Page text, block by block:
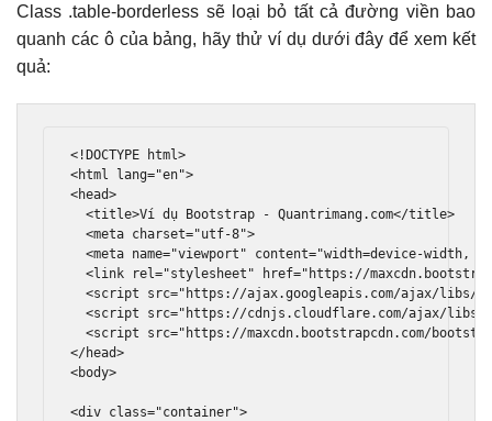
Class .table-borderless sẽ loại bỏ tất cả đường viền bao
quanh các ô của bảng, hãy thử ví dụ dưới đây để xem kết
quả:
<!DOCTYPE html>
<html
lang="en">
<head>
<title>Ví dụ Bootstrap - Quantrimang.com</title>
<meta charset="utf-8">
<meta name="viewport" content="width=device-width,
<link
rel="stylesheet" href="https://
<script
src="https://ajax.googleapis.com/ajax/libs/
<script
src="https://cdnjs.cloudflare.com/ajax/libs/
<script
src="https://maxcdn.bootstrapcdn.com/
</head>
<body>
<div class="container">